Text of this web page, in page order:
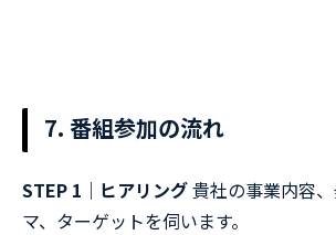
7. 番組参加の流れ
STEP 1｜ヒアリング貴社の事業内容
マ、ターゲットを伺います。